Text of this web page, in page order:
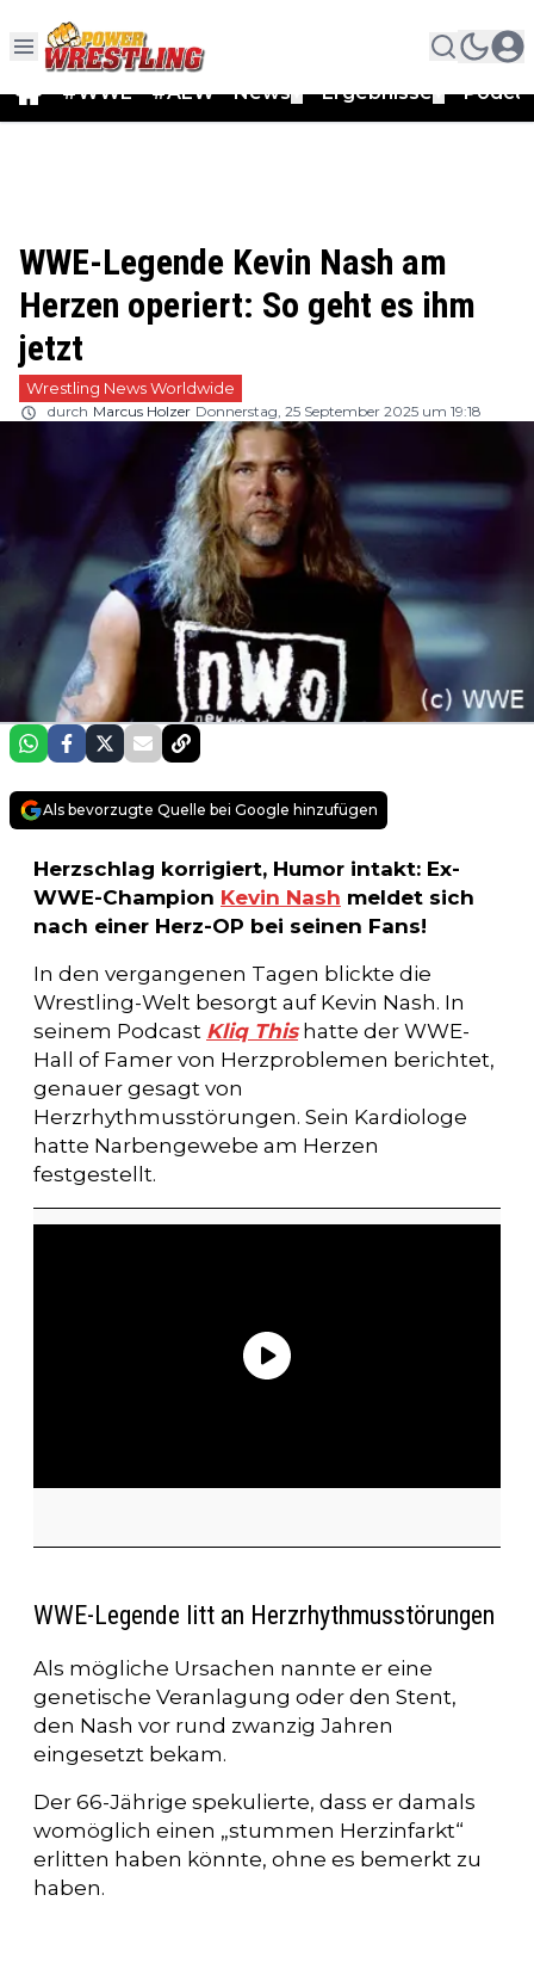
#WWE #AEW News Ergebnisse
WWE-Legende Kevin Nash am
Herzen operiert: So geht es ihm
jetzt
Wrestling News Worldwide
durch Marcus Holzer Donnerstag, 25 September 2025 um 19:18
Als bevorzugte Quelle bei Google hinzufügen
Herzschlag korrigiert, Humor intakt: Ex-
WWE-Champion Kevin Nash meldet sich
nach einer Herz-OP bei seinen Fans!
In den vergangenen Tagen blickte die
Wrestling-Welt besorgt auf Kevin Nash. In
seinem Podcast Kliq Thishatte der WWE-
Hall of Famer von Herzproblemen berichtet,
genauer gesagt von
Herzrhythmusstörungen. Sein Kardiologe
hatte Narbengewebe am Herzen
festgestellt.
WWE-Legende litt an Herzrhythmusstörungen
Als mögliche Ursachen nannte er eine
genetische Veranlagung oder den Stent,
den Nash vor rund zwanzig Jahren
eingesetzt bekam.
Der 66-Jährige spekulierte, dass er damals
womöglich einen „stummen Herzinfarkt“
erlitten haben könnte, ohne es bemerkt zu
haben.